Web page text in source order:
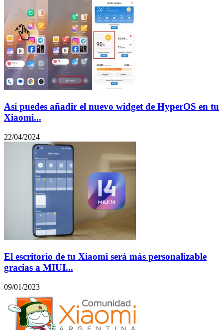
Así puedes añadir el nuevo widget de HyperOS en tu
Xiaomi...
22/04/2024
El escritorio de tu Xiaomi será más personalizable
gracias a MIUI...
09/01/2023